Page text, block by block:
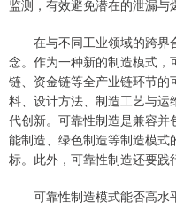
监测，有效避免潜在的泄漏与
在与不同工业领域的跨界
念。作为一种新的制造模式
链、资金链等全产业链环节
料、设计方法、制造工艺与
代创新。可靠性制造是兼容
能制造、绿色制造等制造模式
标。此外，可靠性制造还要践
可靠性制造模式能否高水